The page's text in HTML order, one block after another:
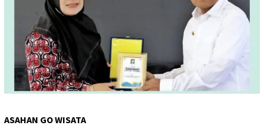
ASAHAN GO WISATA